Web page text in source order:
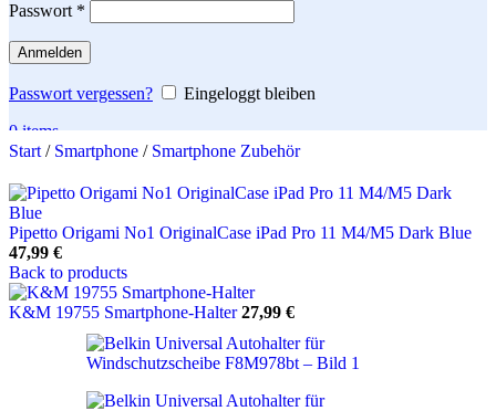
Passwort *
Anmelden
Passwort vergessen?
Eingeloggt bleiben
0items
Search
Start / Smartphone / Smartphone Zubehör
Pipetto Origami No1 OriginalCase iPad Pro 11 M4/M5 Dark Blue
47,99 €
Back to products
K&M 19755 Smartphone-Halter27,99 €